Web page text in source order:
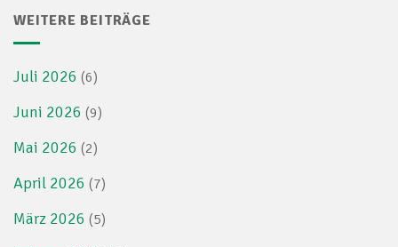
WEITERE BEITRÄGE
Juli 2026 (6)
Juni 2026 (9)
Mai 2026 (2)
April 2026 (7)
März 2026 (5)